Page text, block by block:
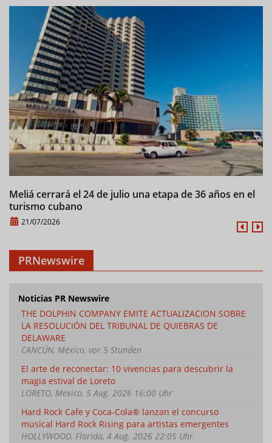
Meliá cerrará el 24 de julio una etapa de 36 años en el
turismo cubano
21/07/2026
PRNewswire
Noticias PR Newswire
THE DOLPHIN COMPANY EMITE ACTUALIZACION SOBRE
LA RESOLUCIÓN DEL TRIBUNAL DE QUIEBRAS DE
DELAWARE
CANCÚN, México, vor 5 Stunden
El arte de reconectar: 10 vivencias para descubrir la
magia estival de Loreto
LORETO, Mexico, 5 Aug. 2026 16:00 Uhr
Hard Rock Cafe y Coca-Cola® lanzan el concurso
musical Hard Rock Rising para artistas emergentes
HOLLYWOOD, Florida, 4 Aug. 2026 22:05 Uhr